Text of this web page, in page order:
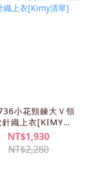
小花頸鍊大Ｖ領
針織上衣[KIMY清
單]
NT$1,930
NT$2,280